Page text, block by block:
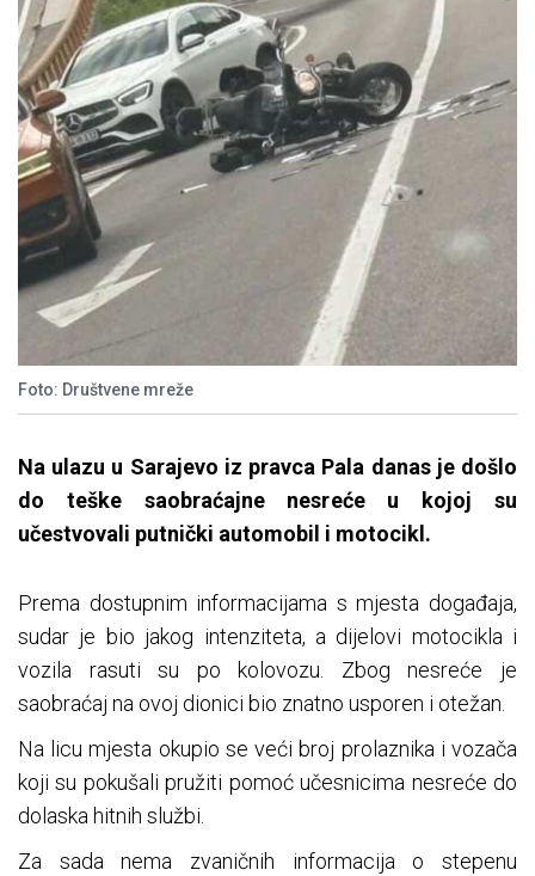
Foto: Društvene mreže
Na ulazu u Sarajevo iz pravca Pala danas je došlo
do teške saobraćajne nesreće u kojoj su
učestvovali putnički automobil i motocikl.
Prema dostupnim informacijama s mjesta događaja,
sudar je bio jakog intenziteta, a dijelovi motocikla i
vozila rasuti su po kolovozu. Zbog nesreće je
saobraćaj na ovoj dionici bio znatno usporen i otežan.
Na licu mjesta okupio se veći broj prolaznika i vozača
koji su pokušali pružiti pomoć učesnicima nesreće do
dolaska hitnih službi.
Za sada nema zvaničnih informacija o stepenu